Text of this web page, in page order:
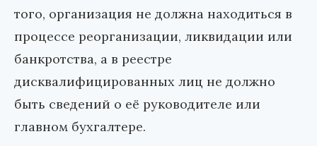
того, организация не должна находиться в
процессе реорганизации, ликвидации или
банкротства, а в реестре
дисквалифицированных лиц не должно
быть сведений о её руководителе или
главном бухгалтере.